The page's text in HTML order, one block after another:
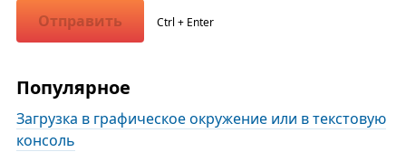
Отправить Ctrl + Enter
Популярное
Загрузка в графическое окружение или в текстовую
консоль